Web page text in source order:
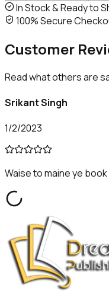
In Stock & Ready to
100% Secure
Customer
Read what others are
Srikant Singh
1/2/2023
Waise to maine ye